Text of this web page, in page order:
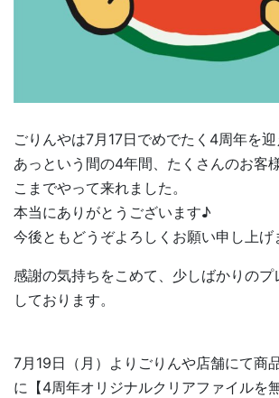
ごりんやは7月17日でめでたく4周年を
あっという間の4年間、たくさんのお客
こまでやって来れました。
本当にありがとうございます♪
今後ともどうぞよろしくお願い申し上げ
感謝の気持ちをこめて、少しばかりの
しております。
7月19日（月）よりごりんや店舗にて商
に【4周年オリジナルクリアファイルを